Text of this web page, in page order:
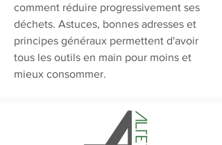
comment réduire progressivement ses
déchets. Astuces, bonnes adresses et
principes généraux permettent d'avoir
tous les outils en main pour moins et
mieux consommer.